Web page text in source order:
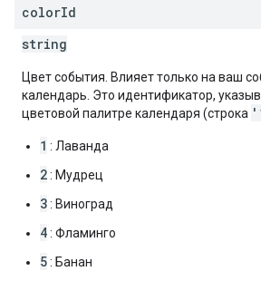
colorId
string
Цвет события. Влияет только на ваш
календарь. Это идентификатор,
цветовой палитре календаря (строка
1 : Лаванда
2: Мудрец
3: Виноград
4: Фламинго
5: Банан